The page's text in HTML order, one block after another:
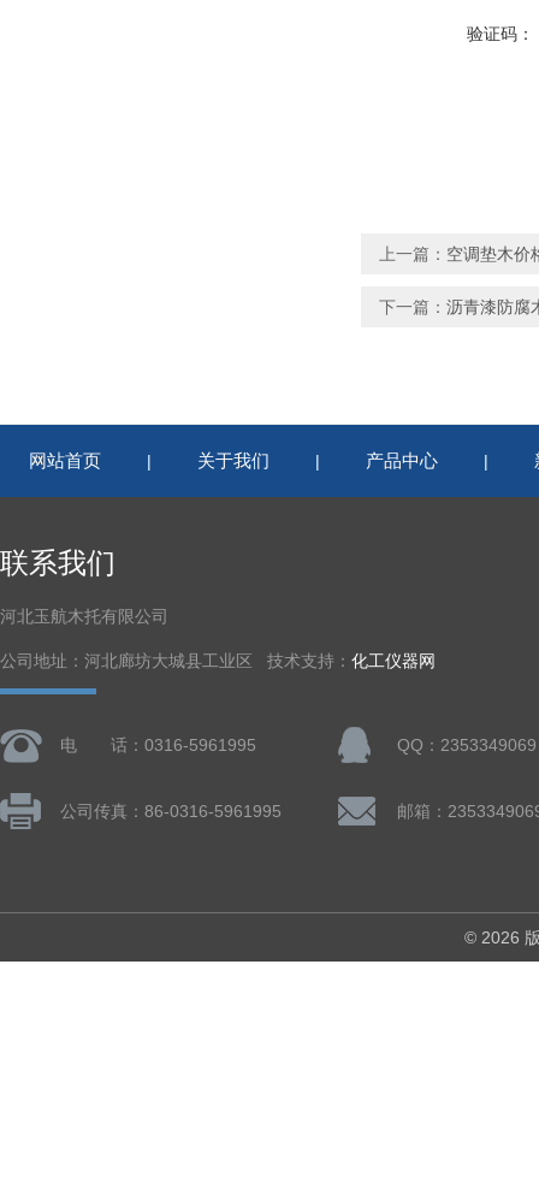
验证码：
上一篇： 空调垫木价
下一篇： 沥青漆防腐
网站首页 | 关于我们 | 产品中心 |
联系我们
河北玉航木托有限公司
公司地址：河北廊坊大城县工业区 技术支持： 化工仪器网
电 话：0316-5961995 QQ：2353349069
公司传真：86-0316-5961995 邮箱：
© 2026